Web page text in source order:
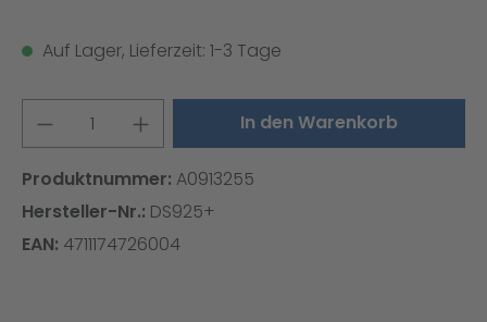
Auf Lager, Lieferzeit: 1-3 Tage
Produkt Anzahl: Gib denIn den Warenkorb
Produktnummer: A0913255
Hersteller-Nr.: DS925+
EAN: 4711174726004